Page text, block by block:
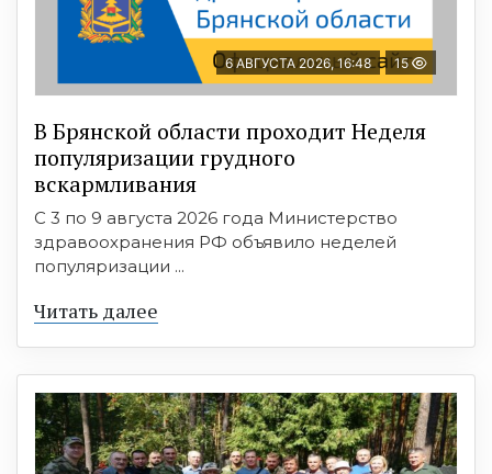
6 АВГУСТА 2026, 16:48 15
В Брянской области проходит Неделя
популяризации грудного
вскармливания
С 3 по 9 августа 2026 года Министерство
здравоохранения РФ объявило неделей
популяризации ...
Читать далее